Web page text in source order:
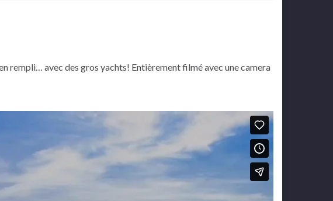
rempli… avec des gros yachts! Entièrement filmé avec une camera